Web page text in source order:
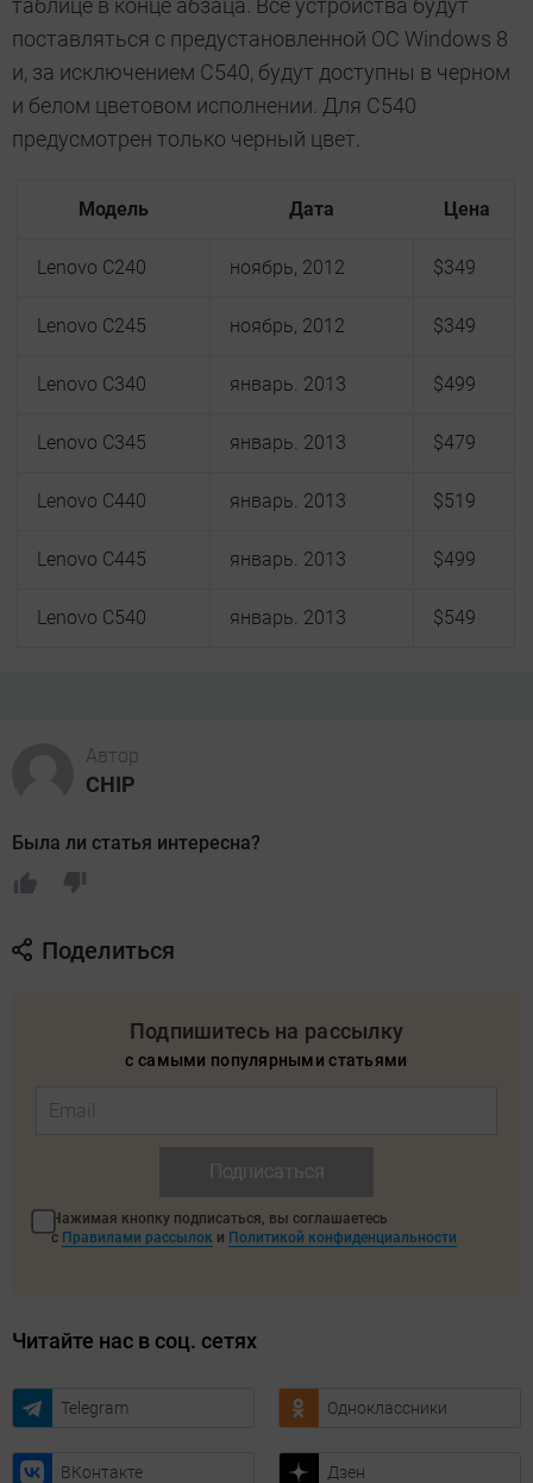
поставляться с предустановленной ОС Windows 8
и, за исключением C540, будут доступны в черном
и белом цветовом исполнении. Для C540
предусмотрен только черный цвет.
Модель Дата Цена
Lenovo C240 ноябрь, 2012 $349
Lenovo C245 ноябрь, 2012 $349
Lenovo C340 январь. 2013 $499
Lenovo C345 январь. 2013 $479
Lenovo C440 январь. 2013 $519
Lenovo C445 январь. 2013 $499
Lenovo C540 январь. 2013 $549
Автор
CHIP
Была ли статья интересна?
Поделиться
Подпишитесь на рассылку
с самыми популярными статьями
Нажимая кнопку подписаться, вы соглашаетесь
с Правилами рассылок и Политикой конфиденциальности
Читайте нас в соц. сетях
Telegram Одноклассники
ВКонтакте Дзен